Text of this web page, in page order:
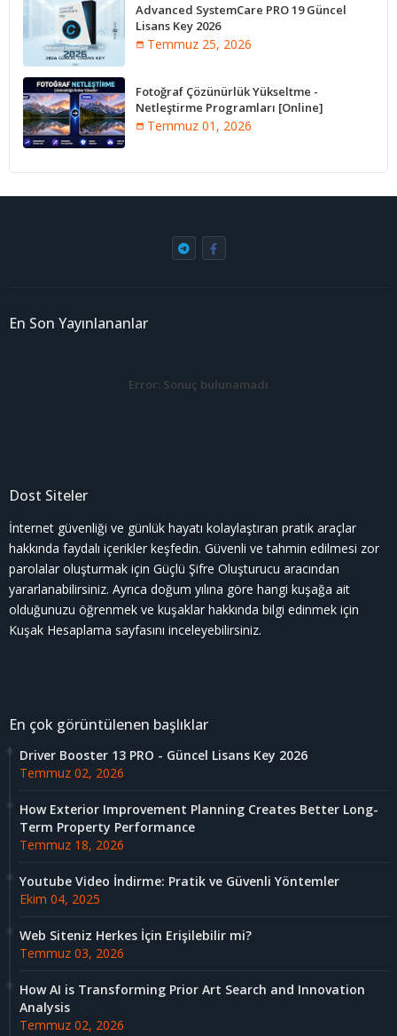
Advanced SystemCare PRO 19 Güncel
Lisans Key 2026
Temmuz 25, 2026
Fotoğraf Çözünürlük Yükseltme -
Netleştirme Programları [Online]
Temmuz 01, 2026
En Son Yayınlananlar
Error: Sonuç bulunamadı
Dost Siteler
İnternet güvenliği ve günlük hayatı kolaylaştıran pratik araçlar
hakkında faydalı içerikler keşfedin. Güvenli ve tahmin edilmesi zor
parolalar oluşturmak için Güçlü Şifre Oluşturucu aracından
yararlanabilirsiniz. Ayrıca doğum yılına göre hangi kuşağa ait
olduğunuzu öğrenmek ve kuşaklar hakkında bilgi edinmek için
Kuşak Hesaplama sayfasını inceleyebilirsiniz.
En çok görüntülenen başlıklar
Driver Booster 13 PRO - Güncel Lisans Key 2026
Temmuz 02, 2026
How Exterior Improvement Planning Creates Better Long-
Term Property Performance
Temmuz 18, 2026
Youtube Video İndirme: Pratik ve Güvenli Yöntemler
Ekim 04, 2025
Web Siteniz Herkes İçin Erişilebilir mi?
Temmuz 03, 2026
How AI is Transforming Prior Art Search and Innovation
Analysis
Temmuz 02, 2026